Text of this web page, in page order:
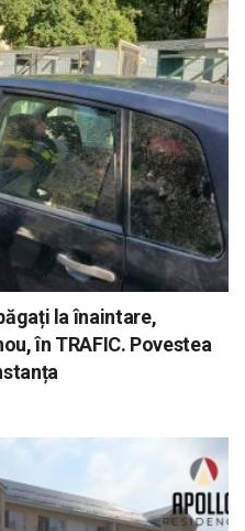
la înaintare,
în TRAFIC. Povestea